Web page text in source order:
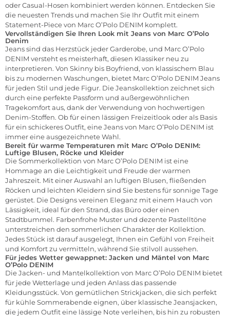
oder Casual-Hosen kombiniert werden können. Entdecken Sie
die neuesten Trends und machen Sie Ihr Outfit mit einem
Statement-Piece von Marc O’Polo DENIM komplett.
Vervollständigen Sie Ihren Look mit Jeans von Marc O’Polo
Denim
Jeans sind das Herzstück jeder Garderobe, und Marc O’Polo
DENIM versteht es meisterhaft, diesen Klassiker neu zu
interpretieren. Von Skinny bis Boyfriend, von klassischem Blau
bis zu modernen Waschungen, bietet Marc O’Polo DENIM Jeans
für jeden Stil und jede Figur. Die Jeanskollektion zeichnet sich
durch eine perfekte Passform und außergewöhnlichen
Tragekomfort aus, dank der Verwendung von hochwertigen
Denim-Stoffen. Ob für einen lässigen Freizeitlook oder als Basis
für ein schickeres Outfit, eine Jeans von Marc O’Polo DENIM ist
immer eine ausgezeichnete Wahl.
Bereit für warme Temperaturen mit Marc O’Polo DENIM:
Luftige Blusen, Röcke und Kleider
Die Sommerkollektion von Marc O’Polo DENIM ist eine
Hommage an die Leichtigkeit und Freude der warmen
Jahreszeit. Mit einer Auswahl an luftigen Blusen, fließenden
Röcken und leichten Kleidern sind Sie bestens für sonnige Tage
gerüstet. Die Designs vereinen Eleganz mit einem Hauch von
Lässigkeit, ideal für den Strand, das Büro oder einen
Stadtbummel. Farbenfrohe Muster und dezente Pastelltöne
unterstreichen den sommerlichen Charakter der Kollektion.
Jedes Stück ist darauf ausgelegt, Ihnen ein Gefühl von Freiheit
und Komfort zu vermitteln, während Sie stilvoll aussehen.
Für jedes Wetter gewappnet: Jacken und Mäntel von Marc
O’Polo DENIM
Die Jacken- und Mantelkollektion von Marc O’Polo DENIM bietet
für jede Wetterlage und jeden Anlass das passende
Kleidungsstück. Von gemütlichen Strickjacken, die sich perfekt
für kühle Sommerabende eignen, über klassische Jeansjacken,
die jedem Outfit eine lässige Note verleihen, bis hin zu robusten